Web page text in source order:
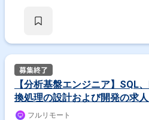
サル ・本番環境への移行と、移行後の運
【分析基盤エンジニア】SQL
換処理の設計および開発の求
フルリモート